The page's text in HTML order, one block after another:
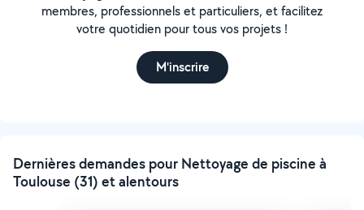
membres, professionnels et particuliers, et facilitez
votre quotidien pour tous vos projets !
M'inscrire
Dernières demandes pour Nettoyage de piscine à
Toulouse (31) et alentours